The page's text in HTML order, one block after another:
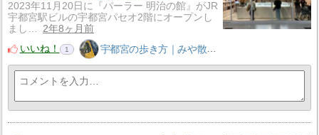
2023年11月20日に『パーラー 明治の館』がJR
宇都宮駅ビルの宇都宮パセオ2階にオープンし
まし…
2年8ヶ月前
いいね！
1 宇都宮の歩き方｜みや散歩